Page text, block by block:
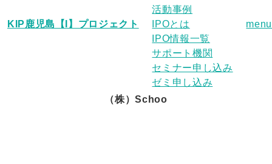
KIP鹿児島【I】プロジェクト
活動事例
IPOとは
IPO情報一覧
サポート機関
セミナー申し込み
ゼミ申し込み
menu
（株）Schoo